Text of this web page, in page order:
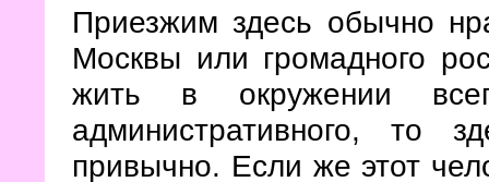
Приезжим здесь обычно
Москвы или громадного
жить в окружении
административного, то
привычно. Если же этот